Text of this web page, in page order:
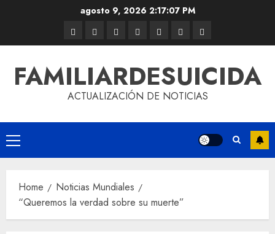
agosto 9, 2026 2:17:08 PM
FAMILIARDESUICIDA
ACTUALIZACIÓN DE NOTICIAS
Home
Noticias Mundiales
“Queremos la verdad sobre su muerte”